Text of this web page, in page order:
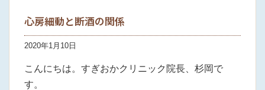
心房細動と断酒の関係
2020年1月10日
こんにちは。すぎおかクリニック院長、杉岡で
す。